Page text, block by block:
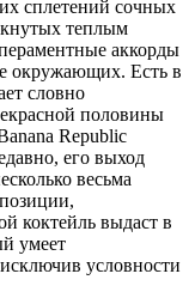
сплетений сочных
теплым
аккорды
окружающих. Есть в
словно
половины
Republic
его выход
весьма
коктейль выдаст в
умеет
условности